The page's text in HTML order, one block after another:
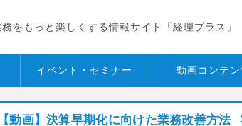
をもっと楽しくする情報サイト「経理プラス」
イベント・ セミナー 動画コンテン
【動画】決算早期化に向けた業務改善方法